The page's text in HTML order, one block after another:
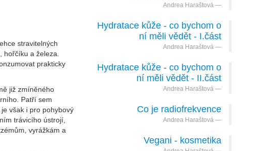
stravitelných
a železa.
prakticky
již zmíněného
Patří sem
však i pro pohybový
trávicího ústrojí,
vyrážkám a
Andrea Haraštová
Hydratace kůže - co bychom o
ní měli vědět - I.část
Andrea Haraštová
Hydratace kůže - co bychom o
ní měli vědět - II.část
Andrea Haraštová
Co je radiofrekvence
Andrea Haraštová
Vegani - kosmetika